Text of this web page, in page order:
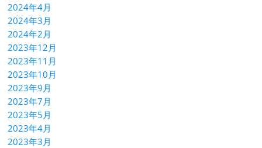
2024年4月
2024年3月
2024年2月
2023年12月
2023年11月
2023年10月
2023年9月
2023年7月
2023年5月
2023年4月
2023年3月